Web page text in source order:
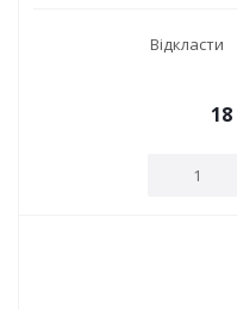
Відкласти
18